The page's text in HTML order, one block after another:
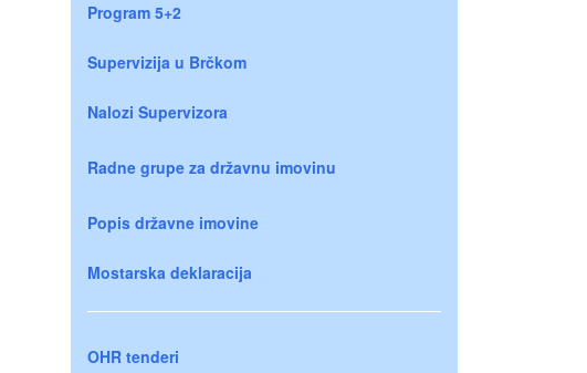
Program 5+2
Supervizija u Brčkom
Nalozi Supervizora
Radne grupe za državnu imovinu
Popis državne imovine
Mostarska deklaracija
OHR tenderi